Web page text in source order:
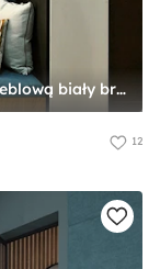
Dom w Józefowie - Mały z zabudową meblową biały brązowy czarny niebieski z farbą na ścianie hol / przedpokój, styl glamour - zdjęcie od Piotr Stolarek PROJEKTOWANIE WNĘTRZ
12